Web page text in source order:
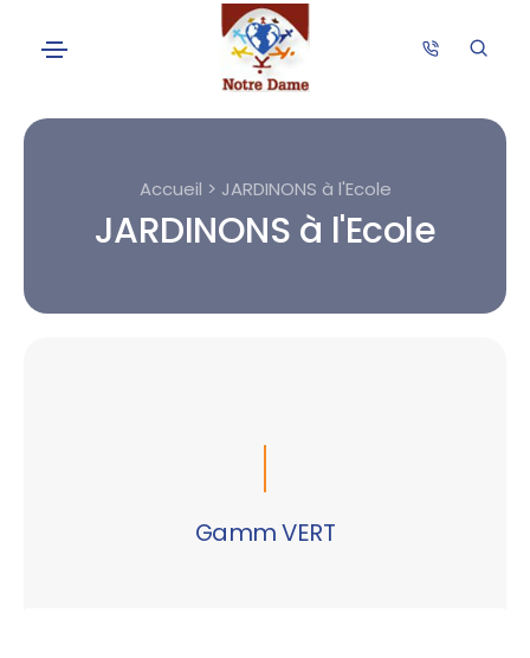
Accueil > JARDINONS à l'Ecole
JARDINONS à l'Ecole
Gamm VERT